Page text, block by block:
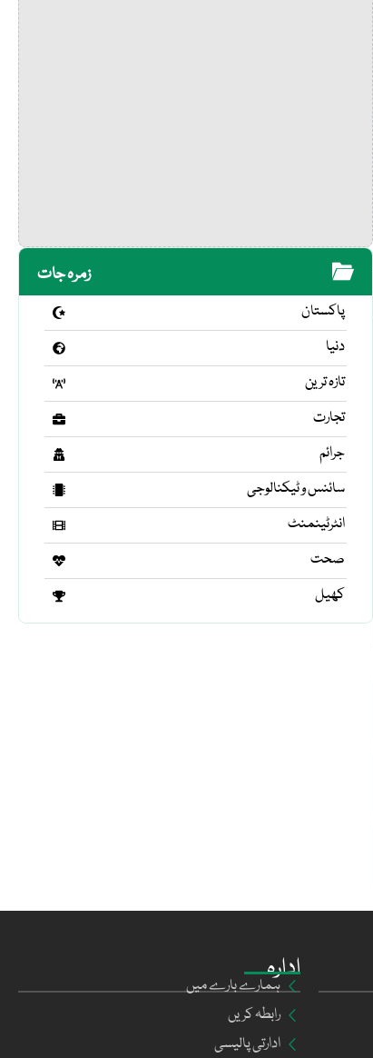
زمرہ جات
پاکستان
دنیا
تازہ ترین
تجارت
جرائم
سائنس و ٹیکنالوجی
انٹرٹینمنٹ
صحت
کھیل
ادارہ
ہمارے بارے میں
رابطہ کریں
ادارتی پالیسی